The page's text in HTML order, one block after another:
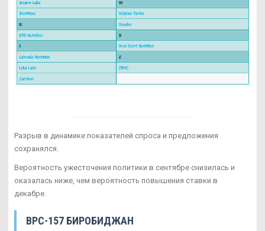
Разрыв в динамике показателей спроса и предложения
сохранялся.
Вероятность ужесточения политики в сентябре снизилась и
оказалась ниже, чем вероятность повышения ставки в
декабре.
BPC-157 БИРОБИДЖАН